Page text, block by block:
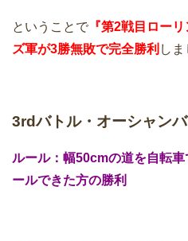
ということで 『第2戦目ロー
ズ軍が3勝無敗で完全勝利 しま
3rdバトル・オーシャン
ルール：幅50cmの道を自転
ールできた方の勝利